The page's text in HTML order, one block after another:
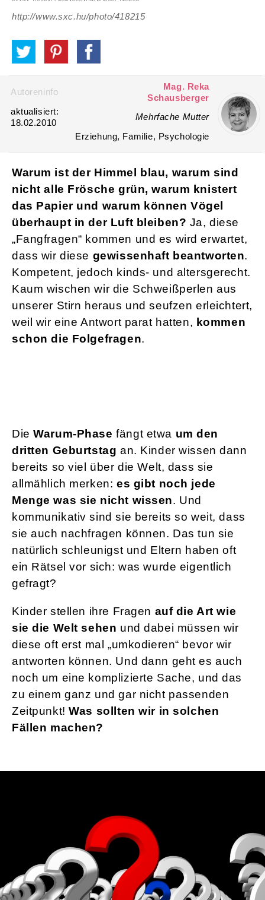
http://www.sxc.hu/photo/418215
Autoreninfo
Mag. Reka
Schausberger
aktualisiert:
18.02.2010
Mehrfache Mutter
Erziehung, Familie, Psychologie
Warum ist der Himmel blau, warum sind
nicht alle Frösche grün, warum knistert
das Papier und warum können Vögel
überhaupt in der Luft bleiben? Ja, diese
„Fangfragen“ kommen und es wird erwartet,
dass wir diese gewissenhaft beantworten.
Kompetent, jedoch kinds- und altersgerecht.
Kaum wischen wir die Schweißperlen aus
unserer Stirn heraus und seufzen erleichtert,
weil wir eine Antwort parat hatten, kommen
schon die Folgefragen.
DieWarum-Phase fängt etwa um den
dritten Geburtstag an. Kinder wissen dann
bereits so viel über die Welt, dass sie
allmählich merken: es gibt noch jede
Menge was sie nicht wissen. Und
kommunikativ sind sie bereits so weit, dass
sie auch nachfragen können. Das tun sie
natürlich schleunigst und Eltern haben oft
ein Rätsel vor sich: was wurde eigentlich
gefragt?
Kinder stellen ihre Fragen auf die Art wie
sie die Welt sehen und dabei müssen wir
diese oft erst mal „umkodieren“ bevor wir
antworten können. Und dann geht es auch
noch um eine komplizierte Sache, und das
zu einem ganz und gar nicht passenden
Zeitpunkt!Was sollten wir in solchen
Fällen machen?